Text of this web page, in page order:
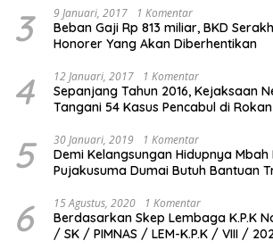
3 9 Januari, 2017 1 Komentar
Beban Gaji Rp 813 miliar, BKD
Honorer Yang Akan Diberhentikan
4 12 Januari, 2017 1 Komentar
Sepanjang Tahun 2016, Kejaksaan Nengri (
Tangani 54 Kasus Pencabul di
5 30 Januari, 2019 1 Komentar
Demi Kelangsungan Hidupnya Mbah
Pujakusuma Dumai Butuh Bantuan
6 15 Agustus, 2020 1 Komentar
Berdasarkan Skep Lembaga K.P.K No : 03.05.01.03 – PD
/ SK / PIMNAS / LEM-K.P.K / VIII /